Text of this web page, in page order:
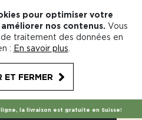
pour optimiser votre
nos contenus. Vous
traitement des données en
: En savoir plus
ET FERMER
la livraison est gratuite en Suisse!